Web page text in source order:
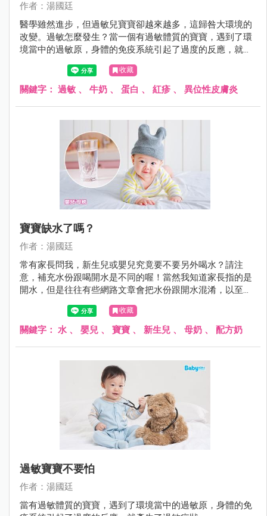
作者：湯國廷
醫學雖然進步，但過敏兒寶寶卻越來越多，這歸咎大環境的
改變。過敏怎麼發生？當一個有過敏體質的寶寶，遇到了環
境當中的過敏原，身體的免疫系統引起了過度的反應，就產
生了過敏症狀。
收藏
關鍵字： 過敏 、 牛奶 、 蛋白 、 紅疹 、 異位性皮膚炎
寶寶缺水了嗎？
作者：湯國廷
常有家長問我，新生兒或嬰兒究竟要不要另外喝水？請注
意，補充水份跟喝開水是不同的喔！當然我知道家長指的是
開水，但是往往有些網路文章會把水份跟開水混淆，以至於
家長霧裡看花，不知究竟是哪一篇文章說的是對的。
收藏
關鍵字： 水 、 嬰兒 、 寶寶 、 新生兒 、 母奶 、 配方奶
過敏寶寶不要怕
作者：湯國廷
當有過敏體質的寶寶，遇到了環境當中的過敏原，身體的免